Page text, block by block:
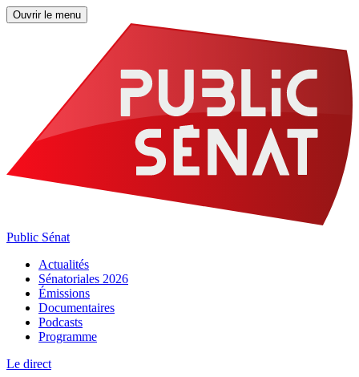
Ouvrir le menu
Public Sénat
Actualités
Sénatoriales 2026
Émissions
Documentaires
Podcasts
Programme
Le direct